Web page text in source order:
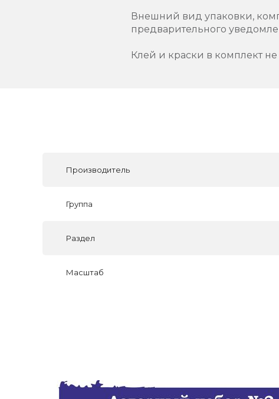
Внешний вид упаковки,
предварительного
Клей и краски в комплект не
Производитель
Группа
Раздел
Масштаб